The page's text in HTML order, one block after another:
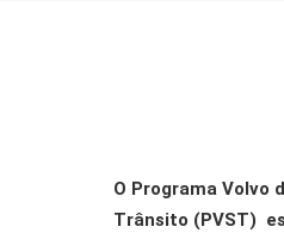
SOBRE NÓS
O Programa Volvo
Trânsito (PVST)